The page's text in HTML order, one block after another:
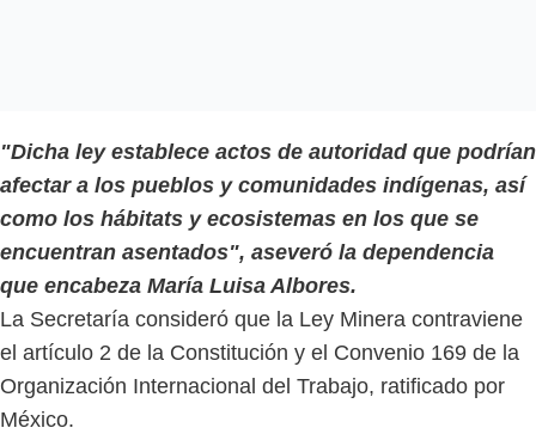
"Dicha ley establece actos de autoridad que podrían
afectar a los pueblos y comunidades indígenas, así
como los hábitats y ecosistemas en los que se
encuentran asentados", aseveró la dependencia
que encabeza María Luisa Albores.
La Secretaría consideró que la Ley Minera contraviene
el artículo 2 de la Constitución y el Convenio 169 de la
Organización Internacional del Trabajo, ratificado por
México.